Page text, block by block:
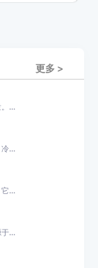
更多 >
...
...
...
...